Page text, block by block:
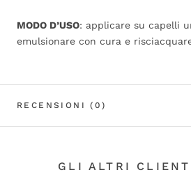
MODO D’USO: applicare su capelli
emulsionare con cura e
RECENSIONI(0)
GLI ALTRI